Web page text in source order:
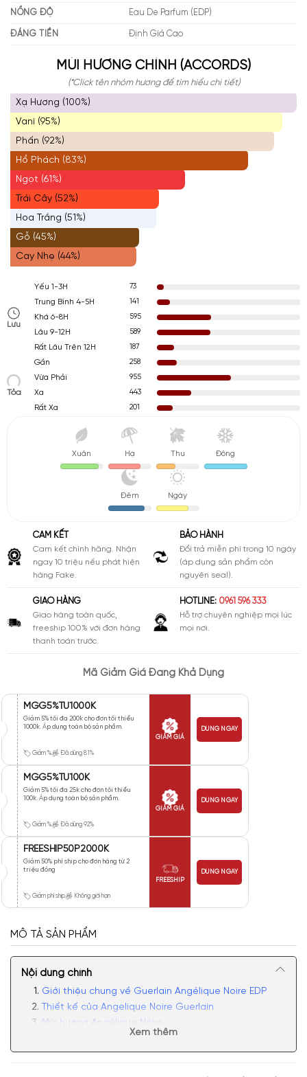
NỒNG ĐỘ Eau De Parfum (EDP)
ĐÁNG TIỀN Định Giá Cao
MÙI HƯƠNG CHÍNH (ACCORDS)
(*Click tên nhóm hương để tìm hiểu chi tiết)
Xạ Hương (100%)
Vani (95%)
Phấn (92%)
Hổ Phách (83%)
Ngọt (61%)
Trái Cây (52%)
Hoa Trắng (51%)
Gỗ (45%)
Cay Nhẹ (44%)
Lưu
Yếu 1-3H
73
Trung Bình 4-5H
141
Khá 6-8H
595
Lâu 9-12H
589
Rất Lâu Trên 12H
187
Tỏa
Gần
258
Vừa Phải
955
Xa
443
Rất Xa
201
Xuân Hạ Thu Đông
Đêm Ngày
CAM KẾT
Cam kết chính hãng. Nhận
ngay 10 triệu nếu phát hiện
hàng Fake.
BẢO HÀNH
Đổi trả miễn phí trong 10 ngày
(áp dụng sản phẩm còn
nguyên seal).
GIAO HÀNG
Giao hàng toàn quốc,
freeship 100% với đơn hàng
thanh toán trước.
HOTLINE: 0961 596 333
Hỗ trợ chuyên nghiệp mọi lúc
mọi nơi.
Mã Giảm Giá Đang Khả Dụng
MGG5%TU1000K
Giảm 5% tối đa 200k cho đơn tối thiểu
1000k. Áp dụng toàn bộ sản phẩm.
Giảm % Đã dùng 81%
GIẢM GIÁ
DÙNG NGAY
MGG5%TU100K
Giảm 5% tối đa 25k cho đơn tối thiểu
100k. Áp dụng toàn bộ sản phẩm.
Giảm % Đã dùng 92%
GIẢM GIÁ
DÙNG NGAY
FREESHIP50P2000K
Giảm 50% phí ship cho đơn hàng từ 2
triệu đồng
Giảm phí ship Không giới hạn
FREESHIP
DÙNG NGAY
MÔ TẢ SẢN PHẨM
Nội dung chính
Giới thiệu chung về Guerlain Angélique Noire EDP
Thiết kế của Angelique Noire Guerlain
Mùi hương Angélique Noire
Noire không?
Xem thêm